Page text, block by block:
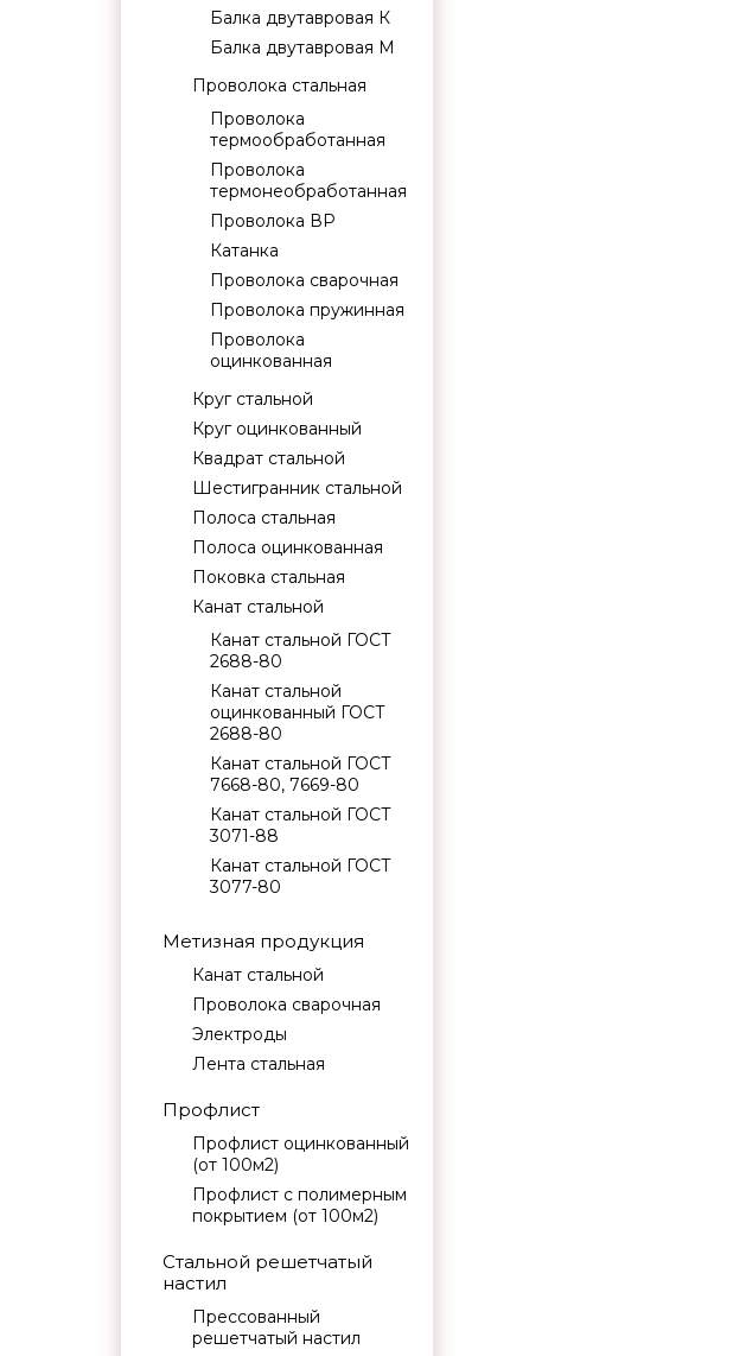
Балка двутавровая К
Балка двутавровая М
Проволока стальная
Проволока
термообработанная
Проволока
термонеобработанная
Проволока ВР
Катанка
Проволока сварочная
Проволока пружинная
Проволока
оцинкованная
Круг стальной
Круг оцинкованный
Квадрат стальной
Шестигранник стальной
Полоса стальная
Полоса оцинкованная
Поковка стальная
Канат стальной
Канат стальной ГОСТ
2688-80
Канат стальной
оцинкованный ГОСТ
2688-80
Канат стальной ГОСТ
7668-80, 7669-80
Канат стальной ГОСТ
3071-88
Канат стальной ГОСТ
3077-80
Метизная продукция
Канат стальной
Проволока сварочная
Электроды
Лента стальная
Профлист
Профлист оцинкованный
(от 100м2)
Профлист с полимерным
покрытием (от 100м2)
Стальной решетчатый
настил
Прессованный
решетчатый настил